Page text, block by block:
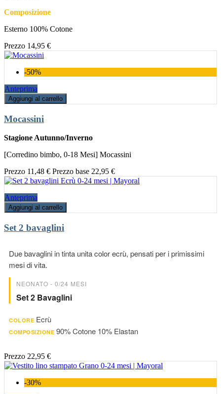
Composizione
Esterno 100% Cotone
Prezzo 14,95 €
-50%
Anteprima
Aggiungi al carrello
Mocassini
Stagione Autunno/Inverno
[Corredino bimbo, 0-18 Mesi] Mocassini
Prezzo 11,48 € Prezzo base 22,95 €
Anteprima
Aggiungi al carrello
Set 2 bavaglini
Due bavaglini in tinta unita color ecrù, pensati per i primissimi
mesi di vita.
NEONATO - 0/24 MESI
Set 2 Bavaglini
COLORE Ecrù
COMPOSIZIONE 90% Cotone 10% Elastan
Prezzo 22,95 €
-30%